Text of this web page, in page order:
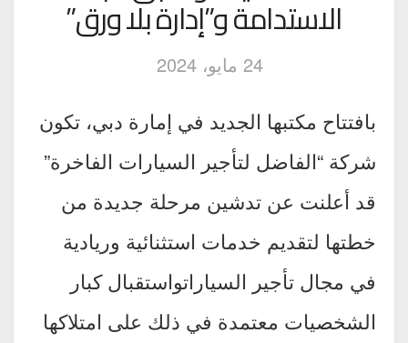
الاستدامة و”إدارة بلا ورق”
24 مايو، 2024
بافتتاح مكتبها الجديد في إمارة دبي، تكون
شركة “الفاضل لتأجير السيارات الفاخرة”
قد أعلنت عن تدشين مرحلة جديدة من
خطتها لتقديم خدمات استثنائية وريادية
في مجال تأجير السياراتواستقبال كبار
الشخصيات معتمدة في ذلك على امتلاكها